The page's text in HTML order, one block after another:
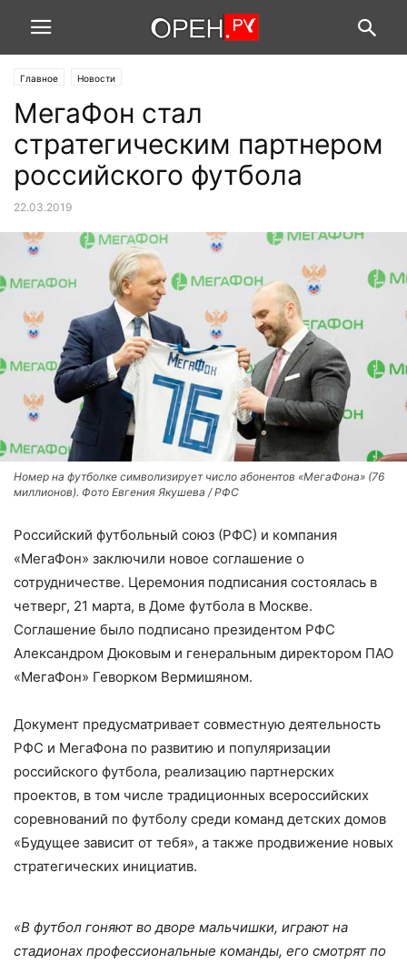
Главное Новости
МегаФон стал
стратегическим партнером
российского футбола
22.03.2019
Номер на футболке символизирует число абонентов «МегаФона» (76
миллионов). Фото Евгения Якушева / РФС
Российский футбольный союз (РФС) и компания
«МегаФон» заключили новое соглашение о
сотрудничестве. Церемония подписания состоялась в
четверг, 21 марта, в Доме футбола в Москве.
Соглашение было подписано президентом РФС
Александром Дюковым и генеральным директором ПАО
«МегаФон» Геворком Вермишяном.
Документ предусматривает совместную деятельность
РФС и МегаФона по развитию и популяризации
российского футбола, реализацию партнерских
проектов, в том числе традиционных всероссийских
соревнований по футболу среди команд детских домов
«Будущее зависит от тебя», а также продвижение новых
стратегических инициатив.
«В футбол гоняют во дворе мальчишки, играют на
стадионах профессиональные команды, его смотрят по